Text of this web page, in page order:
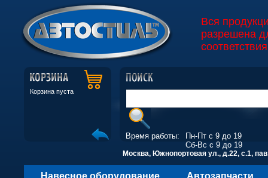
Вся
разрешена
Корзина пуста
Время работы:
Пн-Пт с 9 до 19
Сб-Вс с 9 до 19
Москва, Южнопортовая ул., д.22, с.1,
Навесное оборудование Автозапчасти